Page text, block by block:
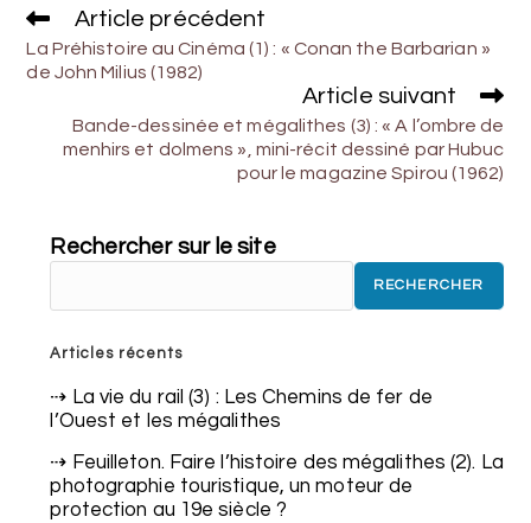
Article précédent
La Préhistoire au Cinéma (1) : « Conan the Barbarian »
de John Milius (1982)
Article suivant
Bande-dessinée et mégalithes (3) : « A l’ombre de
menhirs et dolmens », mini-récit dessiné par Hubuc
pour le magazine Spirou (1962)
Rechercher sur le site
RECHERCHER
Articles récents
La vie du rail (3) : Les Chemins de fer de
l’Ouest et les mégalithes
Feuilleton. Faire l’histoire des mégalithes (2). La
photographie touristique, un moteur de
protection au 19e siècle ?